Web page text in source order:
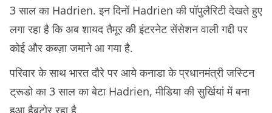
3 साल का Hadrien. इन दिनों Hadrien की पॉपुलैरिटी देखते हुए
लगा रहा है कि अब शायद तैमूर की इंटरनेट सेंसेशन वाली गद्दी पर
कोई और कब्ज़ा जमाने आ गया है.
परिवार के साथ भारत दौरे पर आये कनाडा के प्रधानमंत्री जस्टिन
ट्रूडो का 3 साल का बेटा Hadrien, मीडिया की सुर्खियां में बना
हुआ हैबटोर रहा है.